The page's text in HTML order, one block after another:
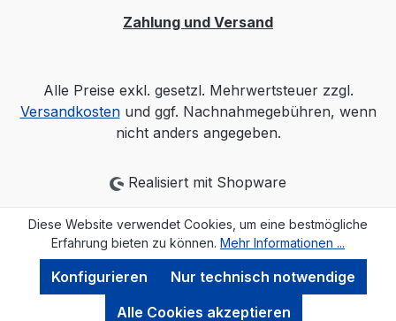
Zahlung und Versand
Alle Preise exkl. gesetzl. Mehrwertsteuer zzgl.
Versandkostenund ggf. Nachnahmegebühren, wenn
nicht anders angegeben.
Realisiert mit Shopware
Diese Website verwendet Cookies, um eine bestmögliche
Erfahrung bieten zu können. Mehr Informationen ...
Nur technisch notwendige
Konfigurieren
Alle Cookies akzeptieren